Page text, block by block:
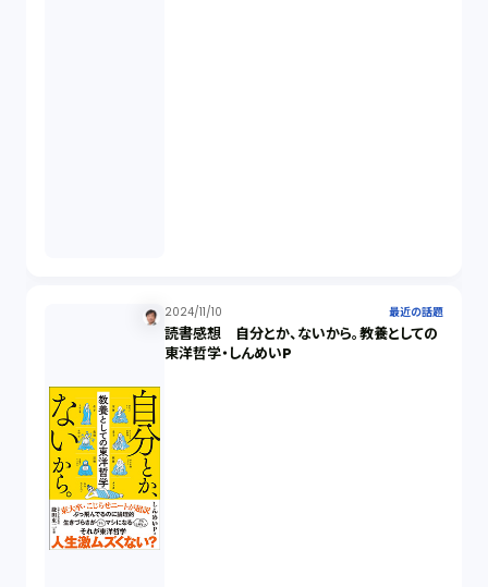
2024/11/10 最近の話題
読書感想 自分とか、ないから。教養としての
東洋哲学・しんめいP